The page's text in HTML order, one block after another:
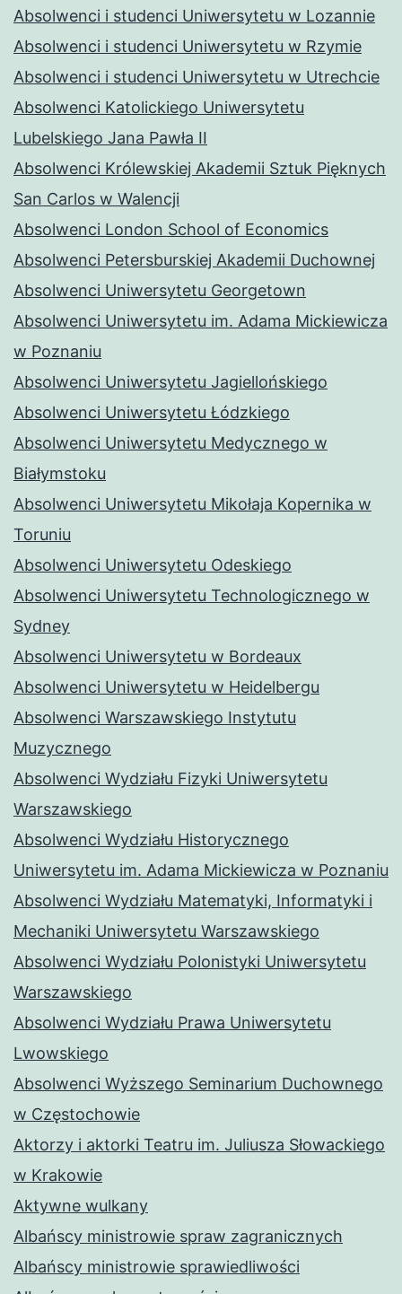
Absolwenci i studenci Uniwersytetu w Lozannie
Absolwenci i studenci Uniwersytetu w Rzymie
Absolwenci i studenci Uniwersytetu w Utrechcie
Absolwenci Katolickiego Uniwersytetu
Lubelskiego Jana Pawła II
Absolwenci Królewskiej Akademii Sztuk Pięknych
San Carlos w Walencji
Absolwenci London School of Economics
Absolwenci Petersburskiej Akademii Duchownej
Absolwenci Uniwersytetu Georgetown
Absolwenci Uniwersytetu im. Adama Mickiewicza
w Poznaniu
Absolwenci Uniwersytetu Jagiellońskiego
Absolwenci Uniwersytetu Łódzkiego
Absolwenci Uniwersytetu Medycznego w
Białymstoku
Absolwenci Uniwersytetu Mikołaja Kopernika w
Toruniu
Absolwenci Uniwersytetu Odeskiego
Absolwenci Uniwersytetu Technologicznego w
Sydney
Absolwenci Uniwersytetu w Bordeaux
Absolwenci Uniwersytetu w Heidelbergu
Absolwenci Warszawskiego Instytutu
Muzycznego
Absolwenci Wydziału Fizyki Uniwersytetu
Warszawskiego
Absolwenci Wydziału Historycznego
Uniwersytetu im. Adama Mickiewicza w Poznaniu
Absolwenci Wydziału Matematyki, Informatyki i
Mechaniki Uniwersytetu Warszawskiego
Absolwenci Wydziału Polonistyki Uniwersytetu
Warszawskiego
Absolwenci Wydziału Prawa Uniwersytetu
Lwowskiego
Absolwenci Wyższego Seminarium Duchownego
w Częstochowie
Aktorzy i aktorki Teatru im. Juliusza Słowackiego
w Krakowie
Aktywne wulkany
Albańscy ministrowie spraw zagranicznych
Albańscy ministrowie sprawiedliwości